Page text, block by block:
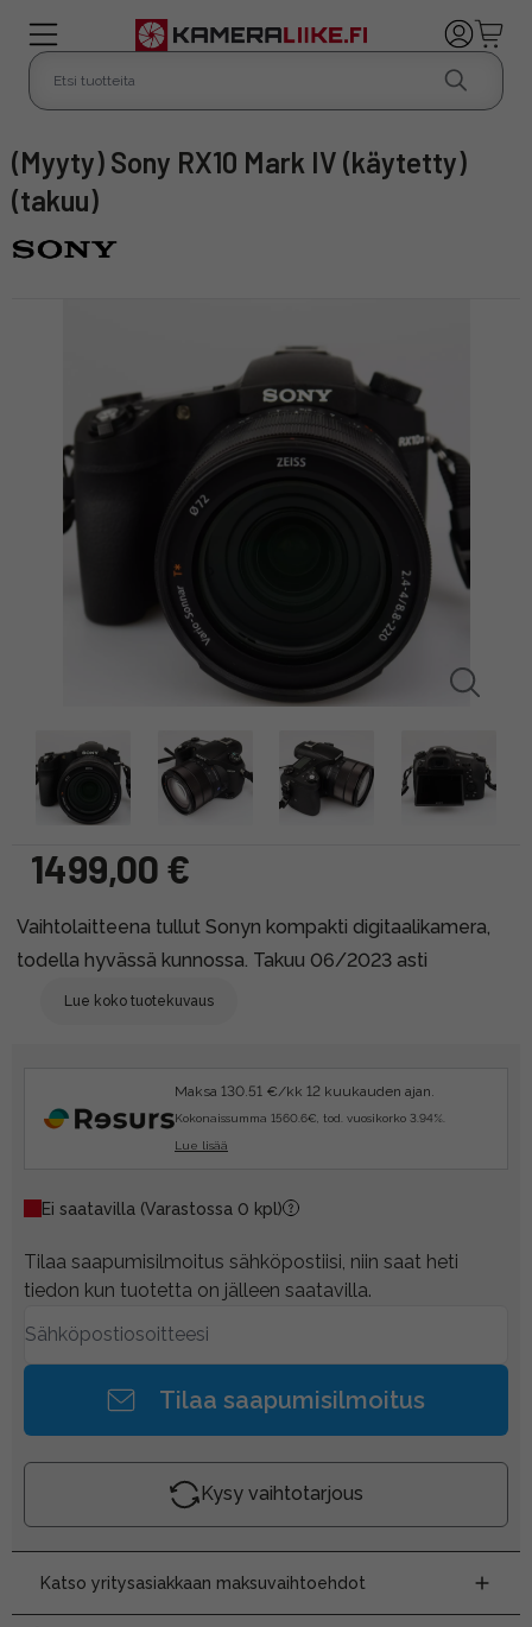
(myyty) Sony RX10 Mark IV (käytetty)
(takuu)
1499,00 €
Vaihtolaitteena tullut Sonyn kompakti digitaalikamera,
todella hyvässä kunnossa. Takuu 06/2023 asti
Lue koko tuotekuvaus
Maksa 130.51 €/kk 12 kuukauden ajan.
Kokonaissumma 1560.6€, tod. vuosikorko 3.94%.
Lue lisää
Ei saatavilla (Varastossa 0 kpl)
Tilaa saapumisilmoitus sähköpostiisi, niin saat heti
tiedon kun tuotetta on jälleen saatavilla.
Tilaa saapumisilmoitus
Kysy vaihtotarjous
Katso yritysasiakkaan maksuvaihtoehdot